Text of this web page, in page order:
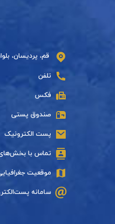
قم، پردیسان،
تلفن
فکس
صندوق پستی
پست الکترونیک
تماس با
موقعیت
سامانه